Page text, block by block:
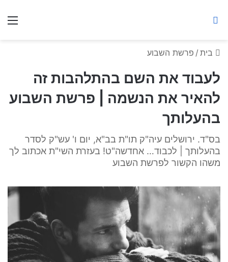
בית / פרשת השבוע
לעבוד את השם בהתלהבות זה
להאיר את הנשמה | פרשת השבוע
בהעלותך
בס"ד. ירושלים עיה"ק תו"ת בב"א, יום ו' עש"ק לסדר
בהעלותך | לכבוד… אחדשה"ט! בעזרת השי"ת אכתוב לך
משהו הקשור לפרשת השבוע